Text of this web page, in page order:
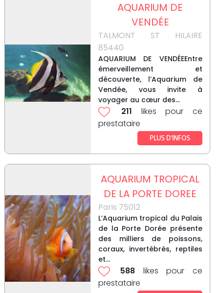
AQUARIUM DE
VENDÉE
TALMONT ST HILAIRE
85440
AQUARIUM DE VENDÉEEntre
émerveillement et
découverte, l’Aquarium de
Vendée, vous invite à
voyager au cœur des...
211 likes pour ce
prestataire
PLUS D’INFOS
AQUARIUM TROPICAL
DE LA PORTE DOREE
Paris 75012
L’Aquarium tropical du Palais
de la Porte Dorée présente
des milliers de poissons,
coraux, invertébrés, reptiles
et...
588 likes pour ce
prestataire